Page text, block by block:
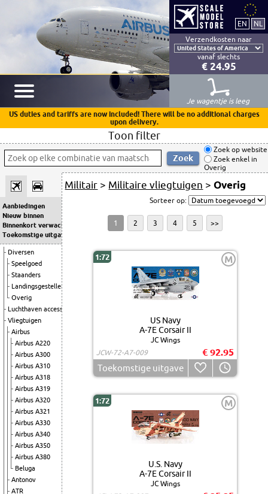
Verzendkosten naar
vanaf slechts
€ 24.95
Je wagentje is leeg
US duties and tariffs are now included! There will be no additional charges
upon delivery.
Toon filter
Zoek op website
Zoek enkel in
Overig
Aanbiedingen
Nieuw binnen
Binnenkort verwacht
Toekomstige uitgaven
Diversen
Speelgoed
Staanders
Landingsgestellen
Overig
Luchthaven accessoires
Vliegtuigen
Airbus
Airbus A220
Airbus A300
Airbus A310
Airbus A318
Airbus A319
Airbus A320
Airbus A321
Airbus A330
Airbus A340
Airbus A350
Airbus A380
Beluga
Antonov
ATR
Militair > Militaire vliegtuigen >Overig
Sorteer op:
1 2 3 4 5 >>
1:72 M
US Navy
A-7E Corsair II
JC Wings
JCW-72-A7-009
€ 92.95
Toekomstige uitgave
1:72 M
U.S. Navy
A-7E Corsair II
JC Wings